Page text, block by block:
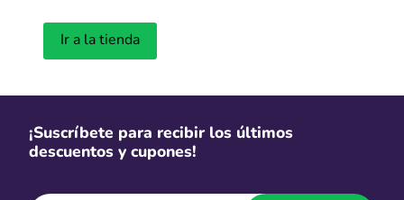
Ir a la tienda
¡Suscríbete para recibir los últimos
descuentos y cupones!